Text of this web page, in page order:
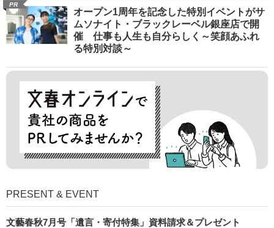
PR
オープン1周年を記念した特別イベントがサ
ムソナイト・ブラックレーベル銀座店で開
催 仕事も人生も自分らしく～笑顔あふれ
る特別対談～
PRESENT & EVENT
文藝春秋7月号「遺言・寄付特集」資料請求＆プレゼント